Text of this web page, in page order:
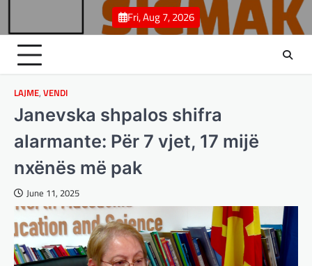
content
Fri, Aug 7, 2026
LAJME, VENDI
Janevska shpalos shifra
alarmante: Për 7 vjet, 17 mijë
nxënës më pak
June 11, 2025